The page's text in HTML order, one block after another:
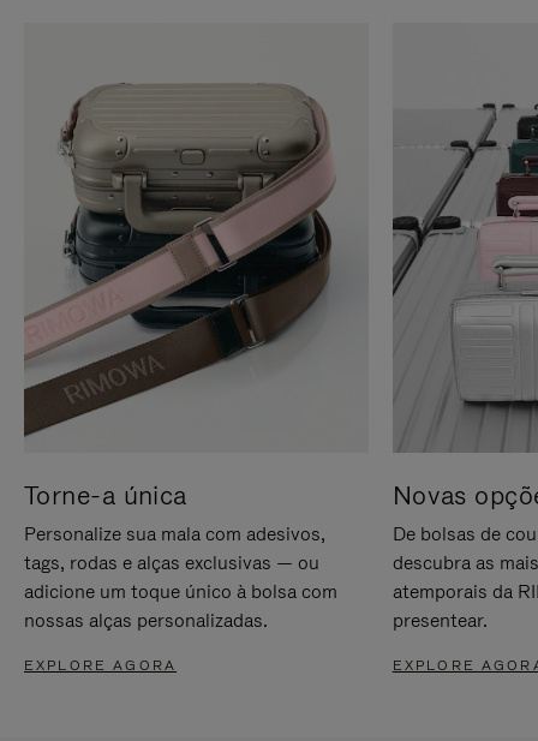
Torne-a única
Personalize sua mala com adesivos,
tags, rodas e alças exclusivas — ou
adicione um toque único à bolsa com
nossas alças personalizadas.
EXPLORE AGORA
Novas
De bolsas de
descubra as
atemporais da
presentear.
EXPLORE